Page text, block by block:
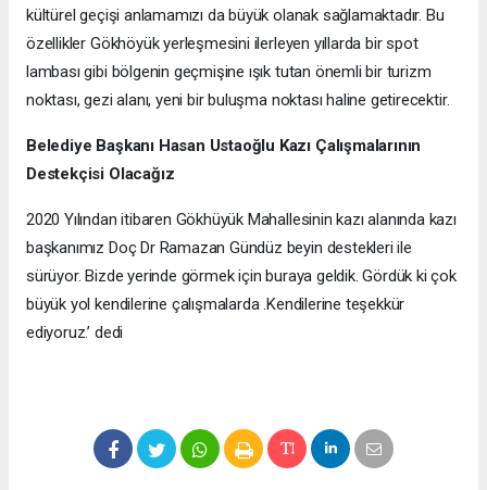
kültürel geçişi anlamamızı da büyük olanak sağlamaktadır. Bu
özellikler Gökhöyük yerleşmesini ilerleyen yıllarda bir spot
lambası gibi bölgenin geçmişine ışık tutan önemli bir turizm
noktası, gezi alanı, yeni bir buluşma noktası haline getirecektir.
Belediye Başkanı Hasan Ustaoğlu Kazı Çalışmalarının
Destekçisi Olacağız
2020 Yılından itibaren Gökhüyük Mahallesinin kazı alanında kazı
başkanımız Doç Dr Ramazan Gündüz beyin destekleri ile
sürüyor. Bizde yerinde görmek için buraya geldik. Gördük ki çok
büyük yol kendilerine çalışmalarda .Kendilerine teşekkür
ediyoruz.’ dedi